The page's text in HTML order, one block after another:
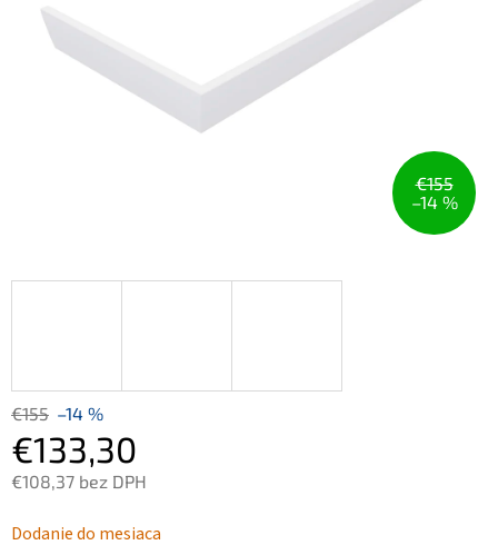
hviezdičiek.
€155
–14 %
€155 –14 %
€133,30
€108,37 bez DPH
cena:
Dodanie do mesiaca